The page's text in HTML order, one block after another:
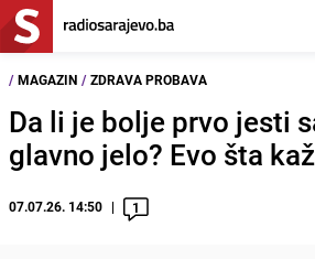
/ MAGAZIN / ZDRAVA PROBAVA
Da li je bolje prvo jesti
glavno jelo? Evo šta
07.07.26. 14:50 1